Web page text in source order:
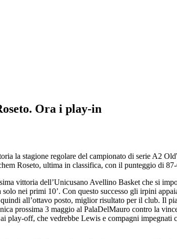
Ora i play-in
la stagione regolare del campionato di serie A2
Roseto, ultima in classifica, con il punteggio di
vittoria dell’Unicusano Avellino Basket che si
nei primi 10’. Con questo successo gli irpini
all’ottavo posto, miglior risultato per il club. Il
prossima 3 maggio al PalaDelMauro contro la
ai play-off, che vedrebbe Lewis e compagni